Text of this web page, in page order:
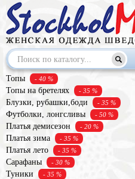
Топы - 40 %
Топы на бретелях - 35 %
Блузки, рубашки,боди - 35 %
Футболки, лонгсливы - 50 %
Платья демисезон - 20 %
Платья зима - 35 %
Платья лето - 35 %
Сарафаны - 30 %
Туники - 35 %